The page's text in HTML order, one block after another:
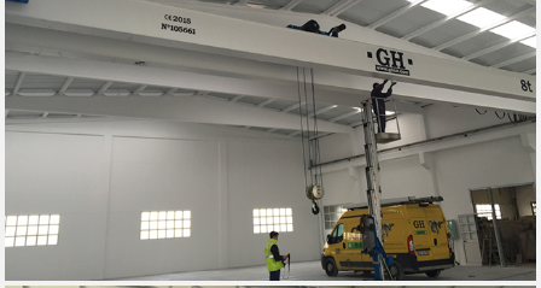
MIGDALO - FERREIRA DO ALENTEJO, 2016